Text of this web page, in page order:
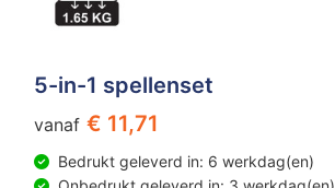
5-in-1 spellenset
vanaf € 11,71
Bedrukt geleverd in: 6 werkdag(en)